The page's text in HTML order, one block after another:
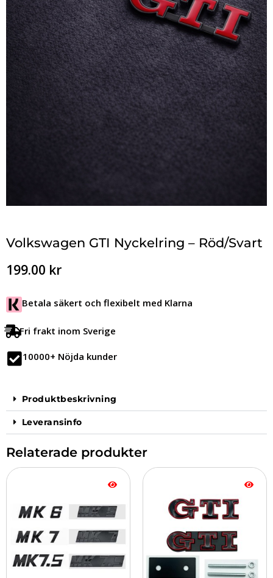
Volkswagen GTI Nyckelring – Röd/Svart
199.00 kr
Betala säkert och flexibelt med Klarna
Fri frakt inom Sverige
10000+ Nöjda kunder
Produktbeskrivning
Leveransinfo
Relaterade produkter
Den
har
varianter.
De
olika
Den
produkten
varianter.
olika
alternativen